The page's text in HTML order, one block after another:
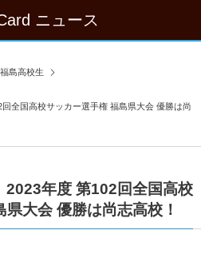
ニュース
福島高校生
回全国高校サッカー選手権 福島県大会 優勝は尚
2023年度 第102回全国高校
大会 優勝は尚志高校！